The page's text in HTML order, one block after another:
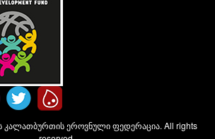
ეროვნული ფედერაცია. All rights